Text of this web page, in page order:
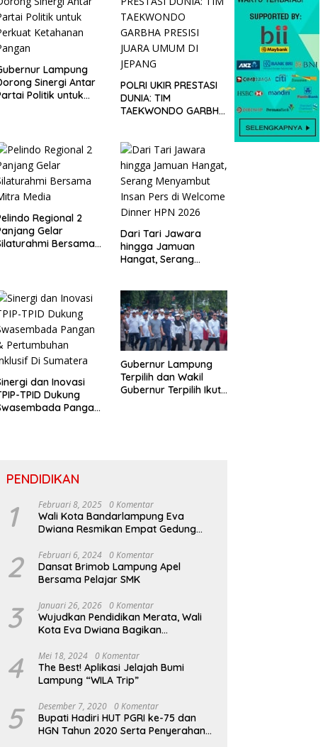
Lampung
Sinergi Antar
Politik untuk
POLRI UKIR PRESTASI
DUNIA: TIM
TAEKWONDO GARBHA
Regional 2
Gelar
Bersama
Dari Tari Jawara
hingga Jamuan
Hangat, Serang
HPN 2026
dan Inovasi
TPID Dukung
Pangan
Gubernur Lampung
Terpilih dan Wakil
Gubernur Terpilih Ikuti
PENDIDIKAN
1 Februari 8, 2025 0 Komentar
Wali Kota Bandarlampung Eva
Dwiana Resmikan Empat Gedung
2 Februari 6, 2024 0 Komentar
Dansat Brimob Lampung Apel
Bersama Pelajar SMK
3 Januari 26, 2026 0 Komentar
Wujudkan Pendidikan Merata, Wali
Kota Eva Dwiana Bagikan
Siswa SD dan SMP
4 Mei 18, 2024 0 Komentar
The Best! Aplikasi Jelajah Bumi
Lampung “WILA Trip”
5 Desember 7, 2020 0 Komentar
Bupati Hadiri HUT PGRI ke-75 dan
HGN Tahun 2020 Serta Penyerahan